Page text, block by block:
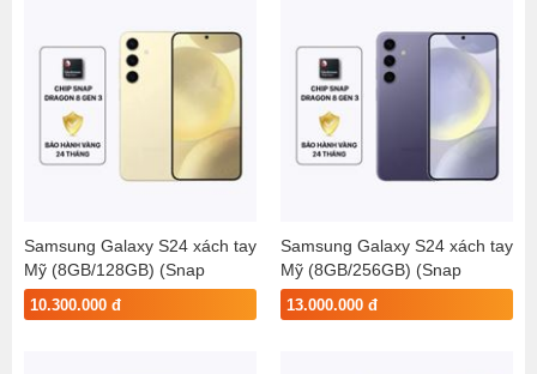
Samsung Galaxy S24 xách tay
Mỹ (8GB/128GB) (Snap
8gen3)
10.300.000 đ
Samsung Galaxy S24 xách tay
Mỹ (8GB/256GB) (Snap
8gen3)
13.000.000 đ